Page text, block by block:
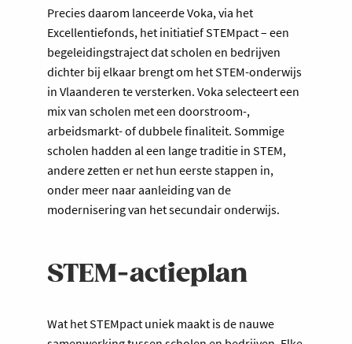
Precies daarom lanceerde Voka, via het
Excellentiefonds, het initiatief STEMpact – een
begeleidingstraject dat scholen en bedrijven
dichter bij elkaar brengt om het STEM-onderwijs
in Vlaanderen te versterken. Voka selecteert een
mix van scholen met een doorstroom-,
arbeidsmarkt- of dubbele finaliteit. Sommige
scholen hadden al een lange traditie in STEM,
andere zetten er net hun eerste stappen in,
onder meer naar aanleiding van de
modernisering van het secundair onderwijs.
STEM-actieplan
Wat het STEMpact uniek maakt is de nauwe